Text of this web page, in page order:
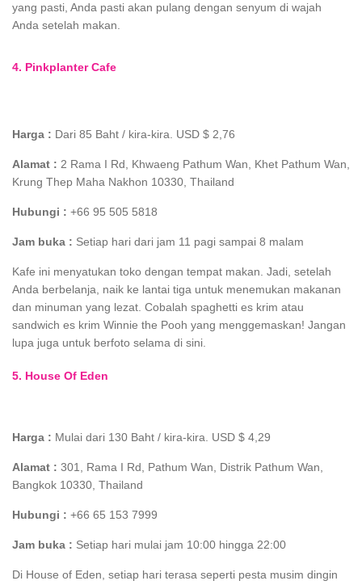
yang pasti, Anda pasti akan pulang dengan senyum di wajah
Anda setelah makan.
4. Pinkplanter Cafe
Harga : Dari 85 Baht / kira-kira. USD $ 2,76
Alamat : 2 Rama I Rd, Khwaeng Pathum Wan, Khet Pathum Wan,
Krung Thep Maha Nakhon 10330, Thailand
Hubungi : +66 95 505 5818
Jam buka : Setiap hari dari jam 11 pagi sampai 8 malam
Kafe ini menyatukan toko dengan tempat makan. Jadi, setelah
Anda berbelanja, naik ke lantai tiga untuk menemukan makanan
dan minuman yang lezat. Cobalah spaghetti es krim atau
sandwich es krim Winnie the Pooh yang menggemaskan! Jangan
lupa juga untuk berfoto selama di sini.
5. House Of Eden
Harga : Mulai dari 130 Baht / kira-kira. USD $ 4,29
Alamat : 301, Rama I Rd, Pathum Wan, Distrik Pathum Wan,
Bangkok 10330, Thailand
Hubungi : +66 65 153 7999
Jam buka : Setiap hari mulai jam 10:00 hingga 22:00
Di House of Eden, setiap hari terasa seperti pesta musim dingin